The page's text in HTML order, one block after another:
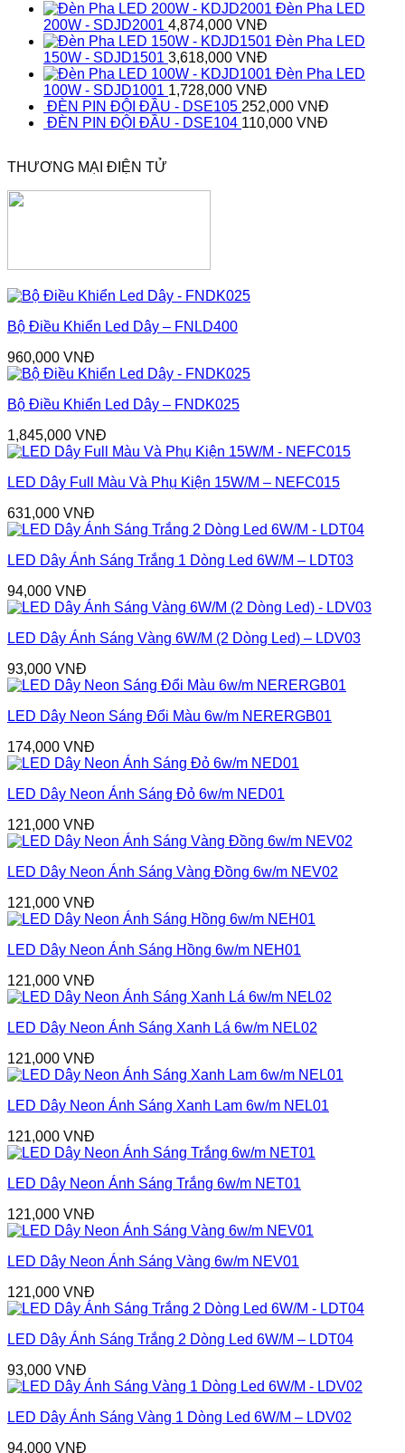
Đèn Pha LED
200W - SDJD2001 4,874,000 VNĐ
Đèn Pha LED
150W - SDJD1501 3,618,000 VNĐ
Đèn Pha LED
100W - SDJD1001 1,728,000 VNĐ
ĐÈN PIN ĐỘI ĐẦU - DSE105 252,000 VNĐ
ĐÈN PIN ĐỘI ĐẦU - DSE104 110,000 VNĐ
THƯƠNG MẠI ĐIỆN TỬ
Bộ Điều Khiển Led Dây – FNLD400
960,000 VNĐ
Bộ Điều Khiển Led Dây – FNDK025
1,845,000 VNĐ
LED Dây Full Màu Và Phụ Kiện 15W/M – NEFC015
631,000 VNĐ
LED Dây Ánh Sáng Trắng 1 Dòng Led 6W/M – LDT03
94,000 VNĐ
LED Dây Ánh Sáng Vàng 6W/M (2 Dòng Led) – LDV03
93,000 VNĐ
LED Dây Neon Sáng Đổi Màu 6w/m NERERGB01
174,000 VNĐ
LED Dây Neon Ánh Sáng Đỏ 6w/m NED01
121,000 VNĐ
LED Dây Neon Ánh Sáng Vàng Đồng 6w/m NEV02
121,000 VNĐ
LED Dây Neon Ánh Sáng Hồng 6w/m NEH01
121,000 VNĐ
LED Dây Neon Ánh Sáng Xanh Lá 6w/m NEL02
121,000 VNĐ
LED Dây Neon Ánh Sáng Xanh Lam 6w/m NEL01
121,000 VNĐ
LED Dây Neon Ánh Sáng Trắng 6w/m NET01
121,000 VNĐ
LED Dây Neon Ánh Sáng Vàng 6w/m NEV01
121,000 VNĐ
LED Dây Ánh Sáng Trắng 2 Dòng Led 6W/M – LDT04
93,000 VNĐ
LED Dây Ánh Sáng Vàng 1 Dòng Led 6W/M – LDV02
94,000 VNĐ